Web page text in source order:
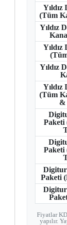
(Tüm
Yıldız
Yıldız
(Tüm
&
Paketi
Paketi
Paketi
Fiyatlar
yapılır.